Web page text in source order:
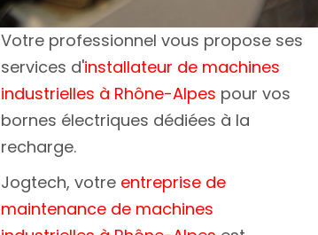
Votre professionnel vous propose ses
services d'installateur de machines
industrielles à Rhône-Alpes pour vos
bornes électriques dédiées à la
recharge.
Jogtech, votre entreprise de
maintenance de machines